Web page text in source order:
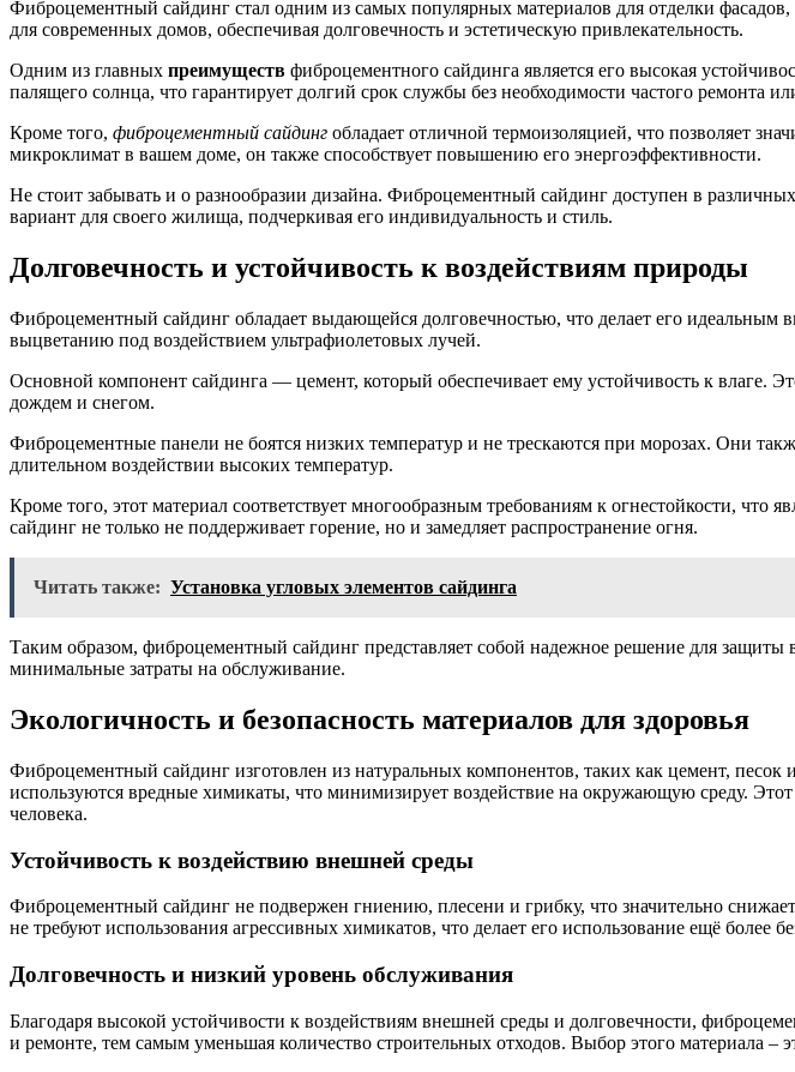
Фиброцементный сайдинг стал одним из самых популярных материалов для отделки
для современных домов, обеспечивая долговечность и эстетическую привлекательность.
Одним из главных преимуществ фиброцементного сайдинга является его высокая
палящего солнца, что гарантирует долгий срок службы без необходимости частого ремонта
Кроме того, фиброцементный сайдинг обладает отличной термоизоляцией, что позволяет
микроклимат в вашем доме, он также способствует повышению его энергоэффективности.
Не стоит забывать и о разнообразии дизайна. Фиброцементный сайдинг доступен в
вариант для своего жилища, подчеркивая его индивидуальность и стиль.
Долговечность и устойчивость к воздействиям природы
Фиброцементный сайдинг обладает выдающейся долговечностью, что делает его
выцветанию под воздействием ультрафиолетовых лучей.
Основной компонент сайдинга — цемент, который обеспечивает ему устойчивость к влаге.
дождем и снегом.
Фиброцементные панели не боятся низких температур и не трескаются при морозах. Они
длительном воздействии высоких температур.
Кроме того, этот материал соответствует многообразным требованиям к огнестойкости,
сайдинг не только не поддерживает горение, но и замедляет распространение огня.
Читать также: Установка угловых элементов сайдинга
Таким образом, фиброцементный сайдинг представляет собой надежное решение для
минимальные затраты на обслуживание.
Экологичность и безопасность материалов для здоровья
Фиброцементный сайдинг изготовлен из натуральных компонентов, таких как цемент,
используются вредные химикаты, что минимизирует воздействие на окружающую среду. Этот
человека.
Устойчивость к воздействию внешней среды
Фиброцементный сайдинг не подвержен гниению, плесени и грибку, что значительно
не требуют использования агрессивных химикатов, что делает его использование ещё более
Долговечность и низкий уровень обслуживания
Благодаря высокой устойчивости к воздействиям внешней среды и долговечности,
и ремонте, тем самым уменьшая количество строительных отходов. Выбор этого материала –